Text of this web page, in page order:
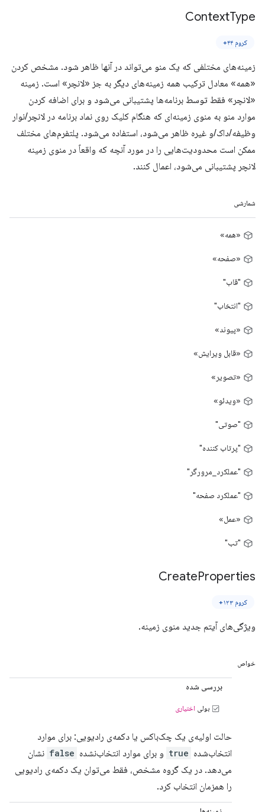
ContextType
کروم ۴۴+
زمینه‌های مختلفی که یک منو می‌تواند در آنها ظاهر شود. مشخص کردن
«همه» معادل ترکیب همه زمینه‌های دیگر به جز «لانچر» است. زمینه
«لانچر» فقط توسط برنامه‌ها پشتیبانی می‌شود و برای اضافه کردن
موارد منو به منوی زمینه‌ای که هنگام کلیک روی نماد برنامه در لانچر/نوار
وظیفه/داک/و غیره ظاهر می‌شود، استفاده می‌شود. پلتفرم‌های مختلف
ممکن است محدودیت‌هایی را در مورد آنچه که واقعاً در منوی زمینه
لانچر پشتیبانی می‌شود، اعمال کنند.
شمارشی
«همه»
«صفحه»
"قاب"
"انتخاب"
«پیوند»
«قابل ویرایش»
«تصویر»
«ویدئو»
"صوتی"
"پرتاب کننده"
"عملکرد_مرورگر"
"عملکرد صفحه"
«عمل»
"تب"
CreateProperties
کروم ۱۲۳+
ویژگی‌های آیتم جدید منوی زمینه.
خواص
بررسی شده
بولی اختیاری
حالت اولیه‌ی یک چک‌باکس یا دکمه‌ی رادیویی: برای موارد
انتخاب‌شده true و برای موارد انتخاب‌نشده false نشان
می‌دهد. در یک گروه مشخص، فقط می‌توان یک دکمه‌ی رادیویی
را همزمان انتخاب کرد.